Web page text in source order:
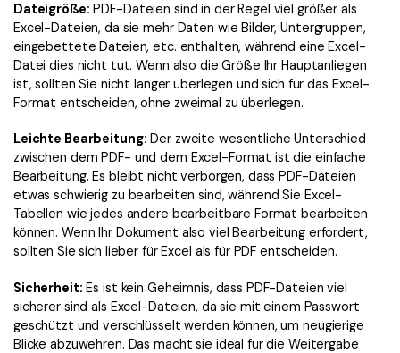
Dateigröße: PDF-Dateien sind in der Regel viel größer als
Excel-Dateien, da sie mehr Daten wie Bilder, Untergruppen,
eingebettete Dateien, etc. enthalten, während eine Excel-
Datei dies nicht tut. Wenn also die Größe Ihr Hauptanliegen
ist, sollten Sie nicht länger überlegen und sich für das Excel-
Format entscheiden, ohne zweimal zu überlegen.
Leichte Bearbeitung: Der zweite wesentliche Unterschied
zwischen dem PDF- und dem Excel-Format ist die einfache
Bearbeitung. Es bleibt nicht verborgen, dass PDF-Dateien
etwas schwierig zu bearbeiten sind, während Sie Excel-
Tabellen wie jedes andere bearbeitbare Format bearbeiten
können. Wenn Ihr Dokument also viel Bearbeitung erfordert,
sollten Sie sich lieber für Excel als für PDF entscheiden.
Sicherheit: Es ist kein Geheimnis, dass PDF-Dateien viel
sicherer sind als Excel-Dateien, da sie mit einem Passwort
geschützt und verschlüsselt werden können, um neugierige
Blicke abzuwehren. Das macht sie ideal für die Weitergabe